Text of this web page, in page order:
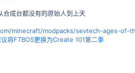
成台都没有的原始人到上天
minecraft/modpacks/sevtech-ages-of-
将FTBOS更换为Create 101第二季